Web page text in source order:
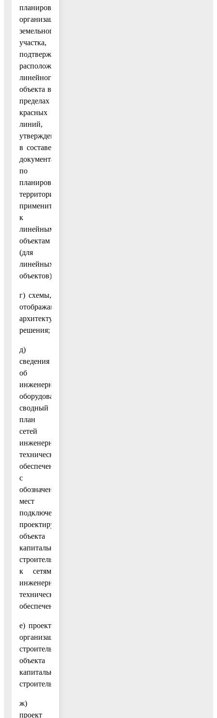
планировочной
организации
земельного
участка,
подтверждающая
расположение
линейного
объекта в
пределах
красных
линий,
утвержденных
в составе
документации
по
планировке
территории
применительно
к
линейным
объектам
(для
линейных
объектов);
г) схемы,
отображающие
архитектурные
решения;
д)
сведения
об
инженерном
оборудовании,
сводный
план
сетей
инженерно-
технического
обеспечения
с
обозначением
мест
подключения
проектируемого
объекта
капитального
строительства
к сетям
инженерно-
технического
обеспечения;
е) проект
организации
строительства
объекта
капитального
строительства;
ж)
проект